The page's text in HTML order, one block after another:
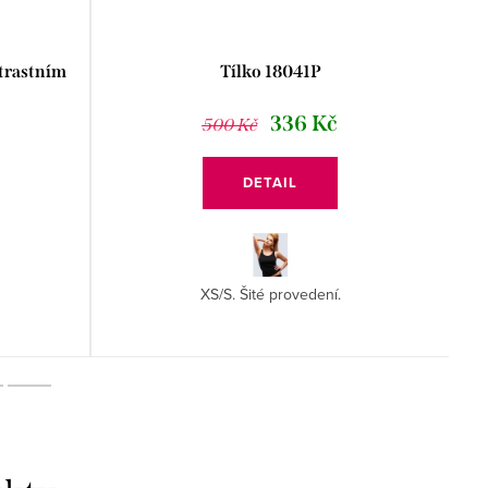
Tílko 18041P
500 Kč 336 Kč
DETAIL
XS/S. Šité provedení.